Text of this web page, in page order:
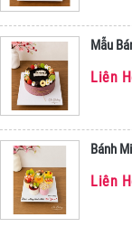
Mẫu
Liên
Bánh
Liên